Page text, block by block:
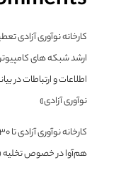
کارخانه نوآوری
ارشد شبکه های
اطلاعات و ارتباطاتدر
نوآوری آزادی»
کارخانه نوآوری آزادی تا ۳۰ روز دیگر تعطیل می‌شود
هم‌آوا در خصوص تخلیه